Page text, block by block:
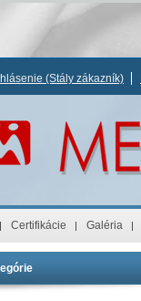
(Stály zákazník)
Certifikácie Galéria